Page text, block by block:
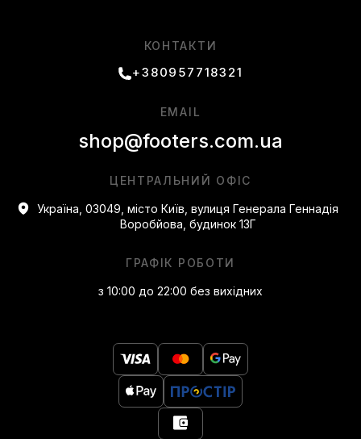
КОНТАКТИ
+380957718321
ЦЕНТРАЛЬНИЙ ОФІС
Україна, 03049, місто Київ, вулиця Генерала Геннадія
Воробйова, будинок 13Г
ГРАФІК РОБОТИ
з 10:00 до 22:00 без вихідних
EMAIL
shop@footers.com.ua